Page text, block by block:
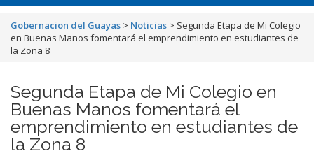
Gobernacion del Guayas > Noticias > Segunda Etapa de Mi Colegio
en Buenas Manos fomentará el emprendimiento en estudiantes de
la Zona 8
Segunda Etapa de Mi Colegio en
Buenas Manos fomentará el
emprendimiento en estudiantes de
la Zona 8